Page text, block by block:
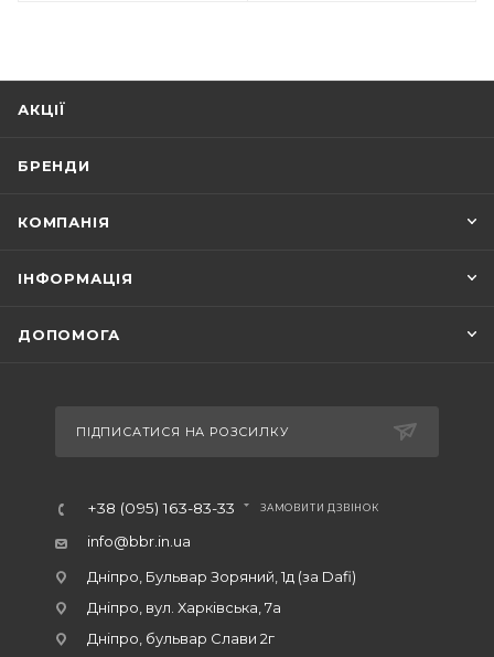
АКЦІЇ
БРЕНДИ
КОМПАНІЯ
ІНФОРМАЦІЯ
ДОПОМОГА
ПІДПИСАТИСЯ НА РОЗСИЛКУ
+38 (095) 163-83-33 ЗАМОВИТИ ДЗВІНОК
info@bbr.in.ua
Дніпро, Бульвар Зоряний, 1д (за Dafi)
Дніпро, вул. Харківська, 7а
Дніпро, бульвар Слави 2г